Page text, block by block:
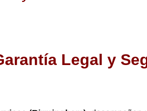
Legal y